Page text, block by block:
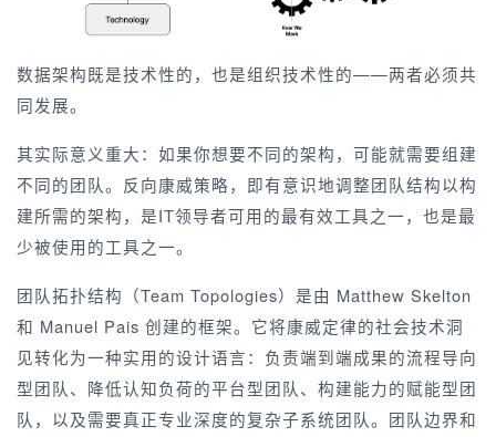
数据架构既是技术性的，也是组织技术性的——两者必须共
同发展。
其实际意义重大：如果你想要不同的架构，可能就需要组建
不同的团队。反向康威策略，即有意识地调整团队结构以构
建所需的架构，是IT领导者可用的最有效工具之一，也是最
少被使用的工具之一。
团队拓扑结构（Team Topologies）是由 Matthew Skelton
和 Manuel Pais 创建的框架。它将康威定律的社会技术洞
见转化为一种实用的设计语言：负责端到端成果的流程导向
型团队、降低认知负荷的平台型团队、构建能力的赋能型团
队，以及需要真正专业深度的复杂子系统团队。团队边界和